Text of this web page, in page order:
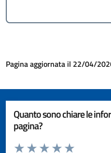
Pagina aggiornata il 22/04/
Quanto sono chiare le
pagina?
Valuta da 1 a 5 stelle la pagina